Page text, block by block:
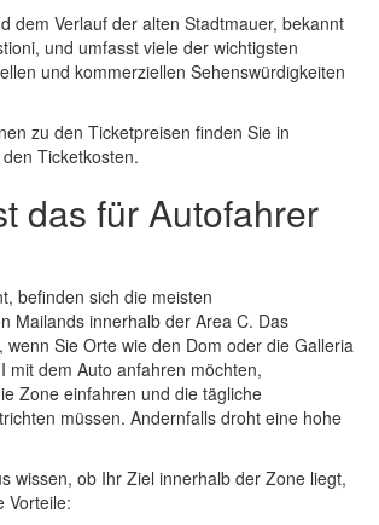
dem Verlauf der alten Stadtmauer, bekannt
und umfasst viele der wichtigsten
und kommerziellen Sehenswürdigkeiten
zu den Ticketpreisen finden Sie in
Ticketkosten.
das für Autofahrer
befinden sich die meisten
Mailands innerhalb der Area C. Das
wenn Sie Orte wie den Dom oder die Galleria
mit dem Auto anfahren möchten,
Zone einfahren und die tägliche
müssen. Andernfalls droht eine hohe
wissen, ob Ihr Ziel innerhalb der Zone liegt,
Vorteile: